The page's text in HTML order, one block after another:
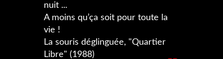
nuit ...
A moins qu’ça soit pour toute la
vie !
La souris déglinguée, "Quartier
Libre" (1988)